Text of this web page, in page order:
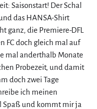
Saisonstart! Der Schal
das HANSA-Shirt
ganz, die Premiere-DFL
FC doch gleich mal auf
mal anderthalb Monate
Probezeit, und damit
doch zwei Tage
ich meinen
Spaß und kommt mir ja